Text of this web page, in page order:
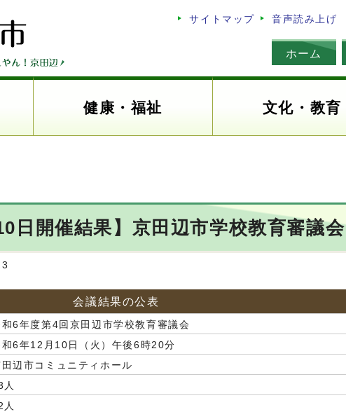
サイトマップ 音声読み上げ
ホーム
健康・福祉 文化・教育
日開催結果】京田辺市学校教育審議会
会議結果の公表
和6年度第4回京田辺市学校教育審議会
和6年12月10日（火）午後6時20分
田辺市コミュニティホール
人
人